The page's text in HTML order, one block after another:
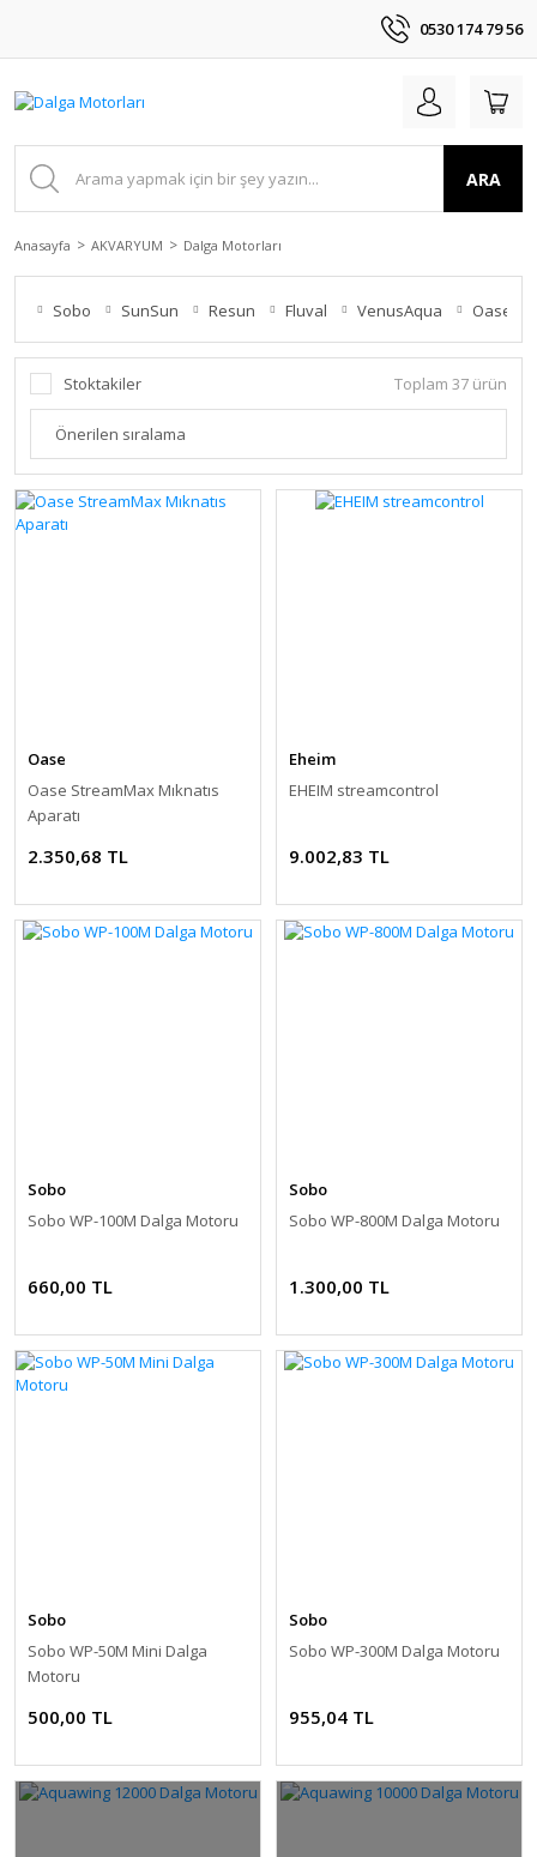
0530 174 79 56
ARA
Anasayfa AKVARYUM Dalga Motorları
Sobo SunSun Resun Fluval VenusAqua Oase
Stoktakiler Toplam 37 ürün
Oase
Oase StreamMax Mıknatıs
Aparatı
2.350,68 TL
Eheim
EHEIM streamcontrol
9.002,83 TL
Sobo
Sobo WP-100M Dalga Motoru
660,00 TL
Sobo
Sobo WP-800M Dalga Motoru
1.300,00 TL
Sobo
Sobo WP-50M Mini Dalga
Motoru
500,00 TL
Sobo
Sobo WP-300M Dalga Motoru
955,04 TL